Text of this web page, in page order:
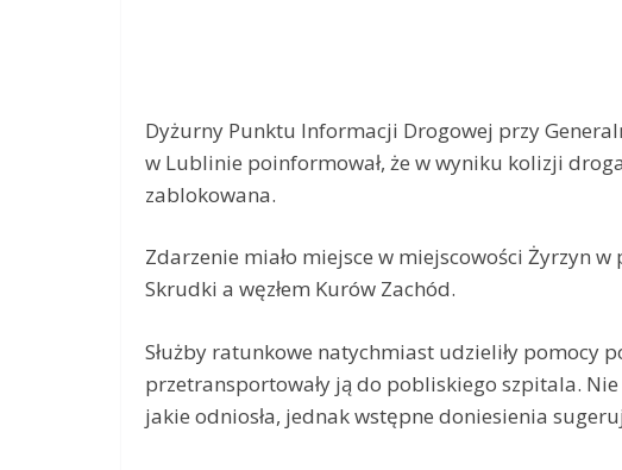
Dyżurny Punktu Informacji Drogowej przy
w Lublinie poinformował, że w wyniku kolizji
zablokowana.
Zdarzenie miało miejsce w miejscowości Żyrzyn
Skrudki a węzłem Kurów Zachód.
Służby ratunkowe natychmiast udzieliły pomocy
przetransportowały ją do pobliskiego szpitala.
jakie odniosła, jednak wstępne doniesienia